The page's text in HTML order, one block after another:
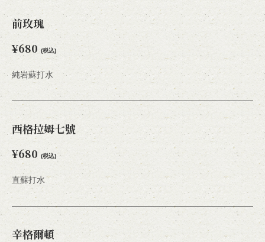
前玫瑰
¥680 (税込)
純岩蘇打水
西格拉姆七號
¥680 (税込)
直蘇打水
辛格爾頓